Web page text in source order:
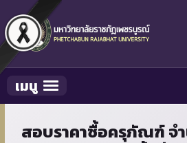
Toggle navigation
เมนู
สอบราคาซื้อครุภัณฑ์ จ